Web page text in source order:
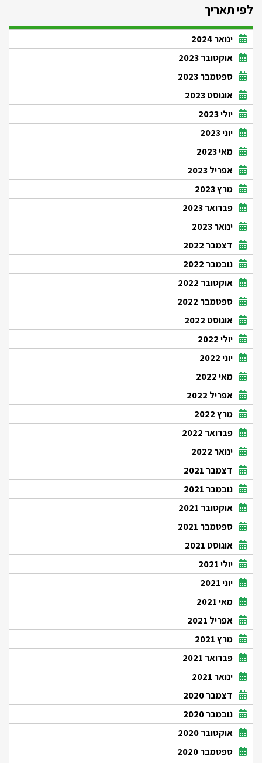
לפי תאריך
ינואר 2024
אוקטובר 2023
ספטמבר 2023
אוגוסט 2023
יולי 2023
יוני 2023
מאי 2023
אפריל 2023
מרץ 2023
פברואר 2023
ינואר 2023
דצמבר 2022
נובמבר 2022
אוקטובר 2022
ספטמבר 2022
אוגוסט 2022
יולי 2022
יוני 2022
מאי 2022
אפריל 2022
מרץ 2022
פברואר 2022
ינואר 2022
דצמבר 2021
נובמבר 2021
אוקטובר 2021
ספטמבר 2021
אוגוסט 2021
יולי 2021
יוני 2021
מאי 2021
אפריל 2021
מרץ 2021
פברואר 2021
ינואר 2021
דצמבר 2020
נובמבר 2020
אוקטובר 2020
ספטמבר 2020